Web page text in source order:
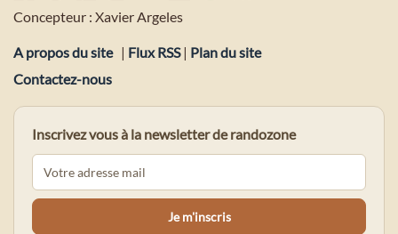
Concepteur : Xavier Argeles
A propos du site | Flux RSS| Plan du site
Contactez-nous
Inscrivez vous à la newsletter de randozone